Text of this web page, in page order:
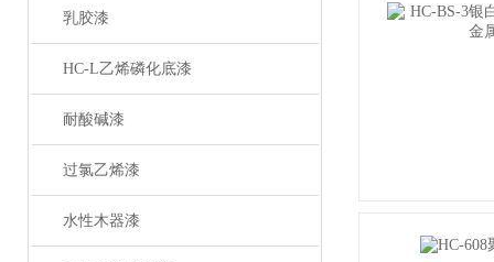
乳胶漆
HC-L乙烯磷化底漆
耐酸碱漆
过氯乙烯漆
水性木器漆